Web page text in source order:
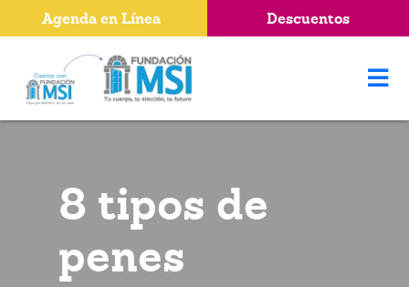
8 tipos de
penes
Agenda en Línea Descuentos